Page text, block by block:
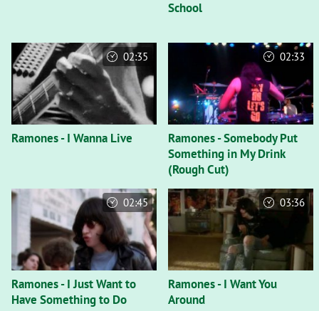
School
Ramones - I Wanna Live
02:35
Ramones - Somebody Put
Something in My Drink
(Rough Cut)
02:33
Ramones - I Just Want to
Have Something to Do
02:45
Ramones - I Want You
Around
03:36